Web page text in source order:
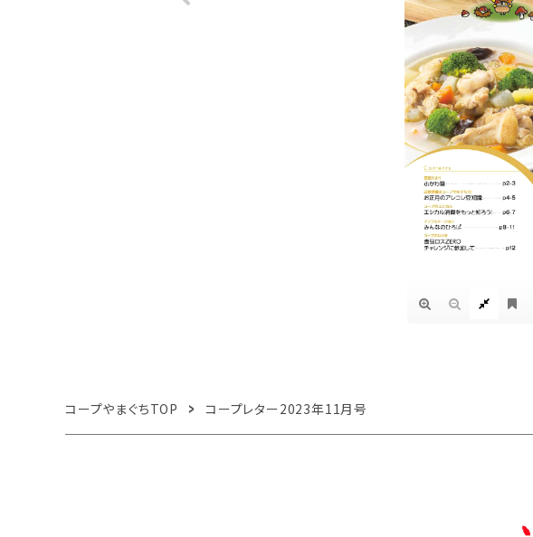
コープやまぐちTOP コープレター2023年11月号